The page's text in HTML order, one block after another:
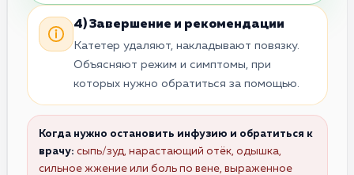
4) Завершение и рекомендации
Катетер удаляют, накладывают повязку.
Объясняют режим и симптомы, при
которых нужно обратиться за помощью.
Когда нужно остановить инфузию и обратиться к
врачу: сыпь/зуд, нарастающий отёк, одышка,
сильное жжение или боль по вене, выраженное